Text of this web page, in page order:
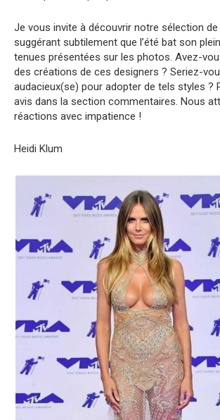
Je vous invite à découvrir notre sélection
suggérant subtilement que l’été bat son
tenues présentées sur les photos. Avez-
des créations de ces designers ? Seriez-
audacieux(se) pour adopter de tels styles ?
avis dans la section commentaires. Nous
réactions avec impatience !
Heidi Klum